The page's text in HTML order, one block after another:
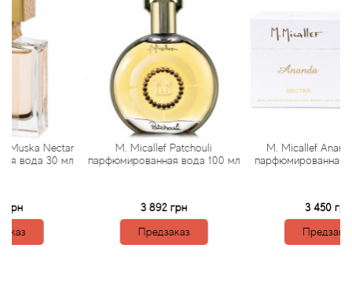
Nectar
30 мл
M. Micallef Patchouli
парфюмированная вода 100 мл
3 892 грн
Предзаказ
M. Micallef Ananda
парфюмированная вода
3 450 грн
Предзаказ
Arabesque Perfumes
Aramis
Ariana Grande
Armand Basi